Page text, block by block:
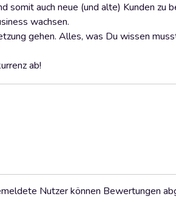
somit auch neue (und alte) Kunden zu
wachsen.
gehen. Alles, was Du wissen
ab!
Nutzer können Bewertungen